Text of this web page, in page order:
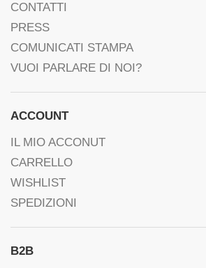
CONTATTI
PRESS
COMUNICATI STAMPA
VUOI PARLARE DI NOI?
ACCOUNT
IL MIO ACCONUT
CARRELLO
WISHLIST
SPEDIZIONI
B2B